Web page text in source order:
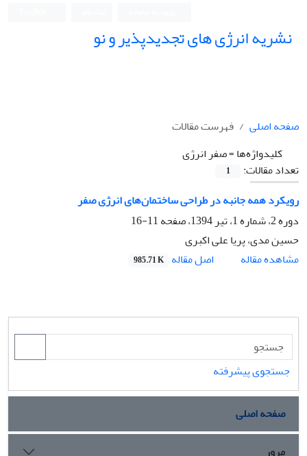
نشریه انرژی های تجدیدپذیر و نو
صفحه اصلی
فهرست مقالات
کلیدواژه‌ها =صفر انرژی
تعداد مقالات:
1
رویکرد همه جانبه در طراحی ساختمان‌های انرژی صفر
دوره 2، شماره 1، تیر 1394، صفحه
11-16
حسین مدی، پریا علی اکبری
مشاهده مقاله
اصل مقاله 985.71 K
جستجوی پیشرفته
صفحه اصلی
مرور